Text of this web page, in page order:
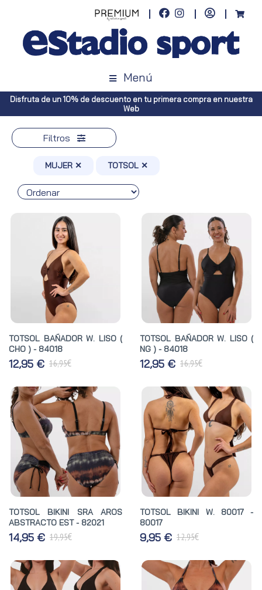
Menú
Envíos gratuitos a toda España (Canarias, pedidos superiores a 50€.
Península, pedidos superiores a 100€)
Filtros
MUJER ✕ TOTSOL ✕
TOTSOL BAÑADOR W. LISO (
CHO ) - 84018
12,95 € 16,95€
TOTSOL BAÑADOR W. LISO (
NG ) - 84018
12,95 € 16,95€
TOTSOL BIKINI SRA AROS
ABSTRACTO EST - 82021
14,95 € 19,95€
TOTSOL BIKINI W. 80017 -
80017
9,95 € 12,95€